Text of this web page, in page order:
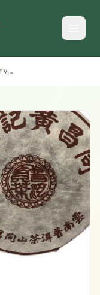
Thé puer mûr vieilli yunnan cha yuan 35